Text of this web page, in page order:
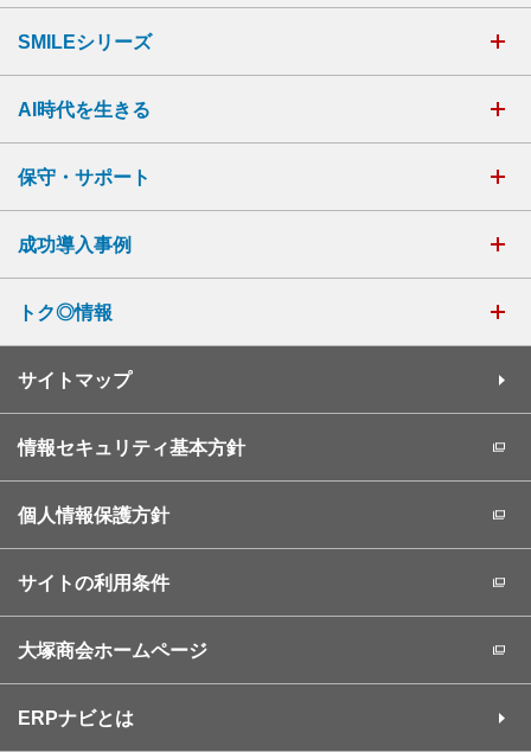
SMILEシリーズ
AI時代を生きる
保守・サポート
成功導入事例
トク◎情報
サイトマップ
情報セキュリティ基本方針
個人情報保護方針
サイトの利用条件
大塚商会ホームページ
ERPナビとは